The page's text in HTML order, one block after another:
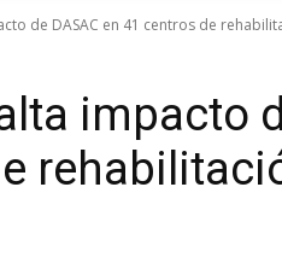
de DASAC en 41 centros de
impacto